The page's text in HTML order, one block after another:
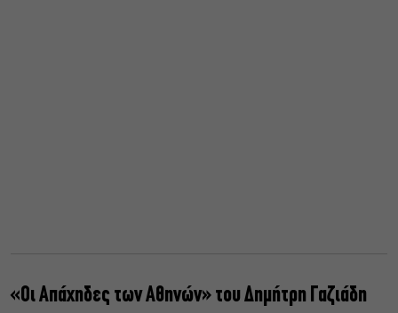
«Οι Απάχηδες των Αθηνών» του Δημήτρη Γαζιάδη